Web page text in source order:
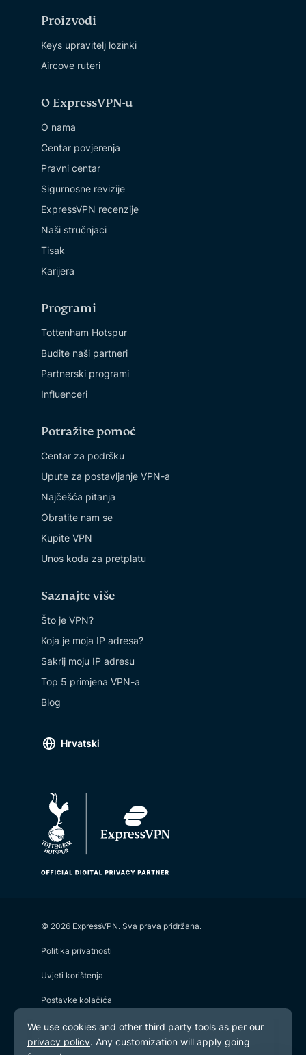
Proizvodi
Keys upravitelj lozinki
Aircove ruteri
O ExpressVPN-u
O nama
Centar povjerenja
Pravni centar
Sigurnosne revizije
ExpressVPN recenzije
Naši stručnjaci
Tisak
Karijera
Programi
Tottenham Hotspur
Budite naši partneri
Partnerski programi
Influenceri
Potražite pomoć
Centar za podršku
Upute za postavljanje VPN-a
Najčešća pitanja
Obratite nam se
Kupite VPN
Unos koda za pretplatu
Saznajte više
Što je VPN?
Koja je moja IP adresa?
Sakrij moju IP adresu
Top 5 primjena VPN-a
Blog
Hrvatski
© 2026 ExpressVPN. Sva prava pridržana.
Politika privatnosti
Uvjeti korištenja
Postavke kolačića
YoutubeLinkedinTwitter FacebookInstagram